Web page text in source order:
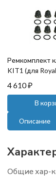
Ремкомплект
KIT1 (для
Mistral, HPS)
4 610₽
В
Описание
Общие хар-